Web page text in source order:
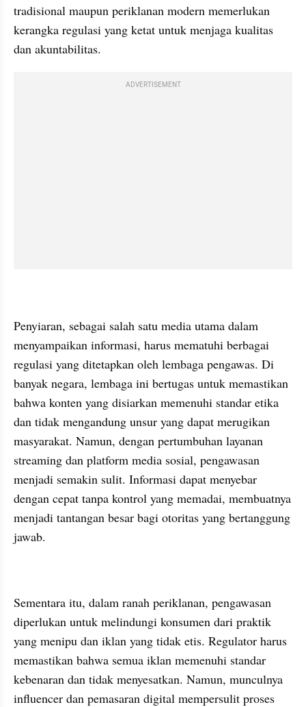
tradisional maupun periklanan modern memerlukan
kerangka regulasi yang ketat untuk menjaga kualitas
dan akuntabilitas.
ADVERTISEMENT
Penyiaran, sebagai salah satu media utama dalam
menyampaikan informasi, harus mematuhi berbagai
regulasi yang ditetapkan oleh lembaga pengawas. Di
banyak negara, lembaga ini bertugas untuk memastikan
bahwa konten yang disiarkan memenuhi standar etika
dan tidak mengandung unsur yang dapat merugikan
masyarakat. Namun, dengan pertumbuhan layanan
streaming dan platform media sosial, pengawasan
menjadi semakin sulit. Informasi dapat menyebar
dengan cepat tanpa kontrol yang memadai, membuatnya
menjadi tantangan besar bagi otoritas yang bertanggung
jawab.
Sementara itu, dalam ranah periklanan, pengawasan
diperlukan untuk melindungi konsumen dari praktik
yang menipu dan iklan yang tidak etis. Regulator harus
memastikan bahwa semua iklan memenuhi standar
kebenaran dan tidak menyesatkan. Namun, munculnya
influencer dan pemasaran digital mempersulit proses